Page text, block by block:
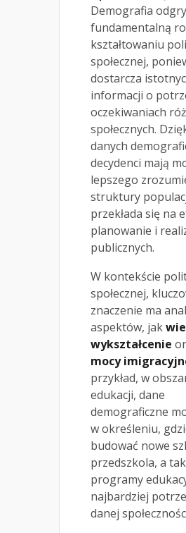
Demografia
fundamentalną
kształtowaniu
społecznej,
dostarcza
informacji o
oczekiwaniach
społecznych.
danych
decydenci mają
lepszego
struktury
przekłada się na
planowanie i
publicznych.
W kontekście
społecznej,
znaczenie ma
aspektów, jak
wykształcenie
mocy
przykład, w
edukacji, dane
demograficzne
w określeniu,
budować nowe
przedszkola, a
programy
najbardziej
danej